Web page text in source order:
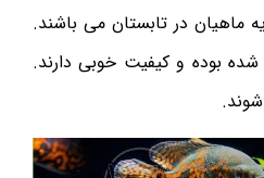
ماهیان در تابستان می باشند.
بوده و کیفیت خوبی دارند.